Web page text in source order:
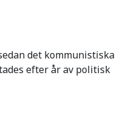
det kommunistiska
efter år av politisk